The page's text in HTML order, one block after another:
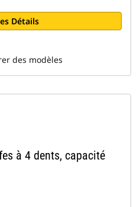
Détails
des modèles
à 4 dents, capacité